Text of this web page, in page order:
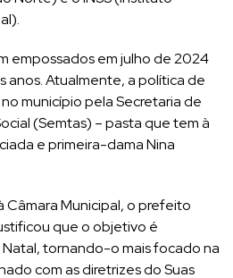
empossados em julho de 2024
anos. Atualmente, a política de
município pela Secretaria de
(Semtas) – pasta que tem à
e primeira-dama Nina
Câmara Municipal, o prefeito
que o objetivo é
Natal, tornando-o mais focado na
com as diretrizes do Suas